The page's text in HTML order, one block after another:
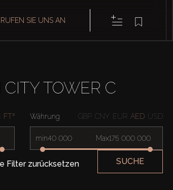
RUFEN SIE UNS AN
TOWER C
FT² Währung GBP CNY EUR AED USD
min Max
Filter zurücksetzen SUCHE